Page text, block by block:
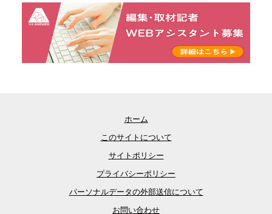
ホーム
このサイトについて
サイトポリシー
プライバシーポリシー
パーソナルデータの外部送信について
お問い合わせ